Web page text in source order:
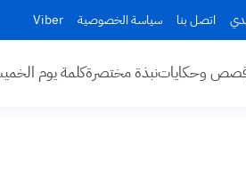
اتصل بنا سياسة الخصوصية Viber
وحكاياتنبذة مختصرةكلمة يوم